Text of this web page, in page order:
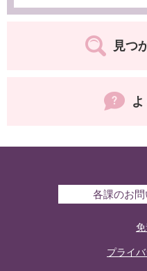
見つ
各課のお
プライ